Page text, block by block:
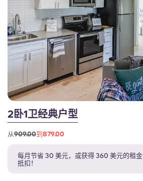
2卧1卫经典户型
从909.00到879.00
每月节省 30 美元，或获得 360 美元的租金
抵扣！